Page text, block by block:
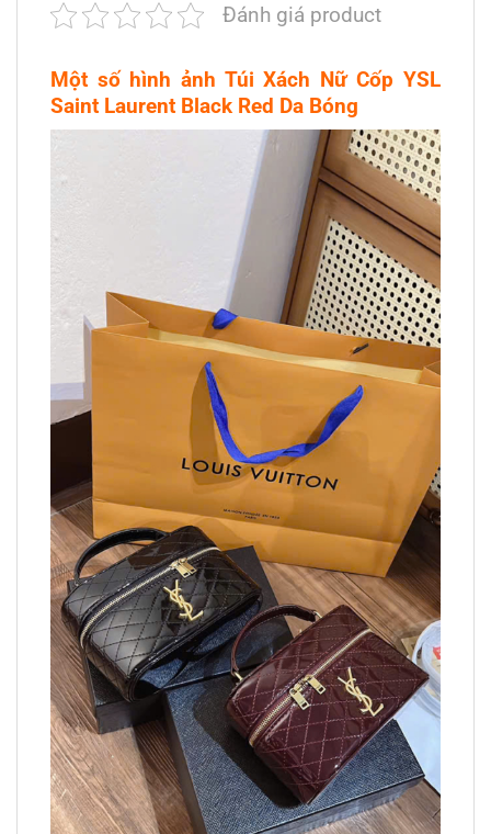
Đánh giá product
Một số hình ảnh Túi Xách Nữ Cốp YSL
Saint Laurent Black Red Da Bóng